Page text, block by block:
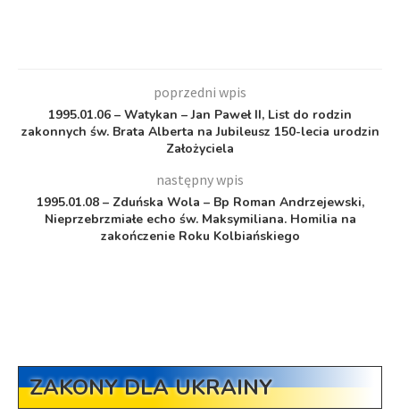
poprzedni wpis
1995.01.06 – Watykan – Jan Paweł II, List do rodzin
zakonnych św. Brata Alberta na Jubileusz 150-lecia urodzin
Założyciela
następny wpis
1995.01.08 – Zduńska Wola – Bp Roman Andrzejewski,
Nieprzebrzmiałe echo św. Maksymiliana. Homilia na
zakończenie Roku Kolbiańskiego
ZAKONY DLA UKRAINY